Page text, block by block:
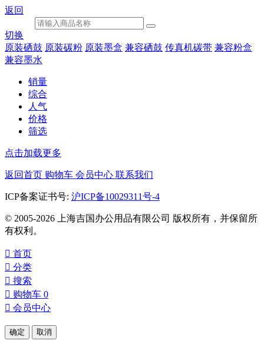
返回
切换
原装硒鼓 原装碳粉 原装墨盒 兼容硒鼓 传真机碳带 兼容粉盒
兼容墨水
销量
综合
人气
价格
筛选
点击加载更多
返回首页 购物车 会员中心 联系我们
ICP备案证书号: 沪ICP备10029311号-4
© 2005-2026 上海吉国办公用品有限公司 版权所有，并保留所
有权利。
 首页
 分类
 搜索
 购物车 0
 会员中心
确定 取消